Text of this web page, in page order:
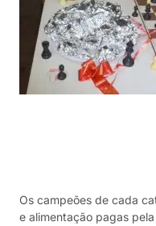
Os campeões de cada
e alimentação pagas